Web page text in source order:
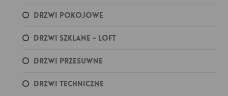
Drzwi pokojowe
Drzwi szklane - loft
Drzwi przesuwne
Drzwi techniczne